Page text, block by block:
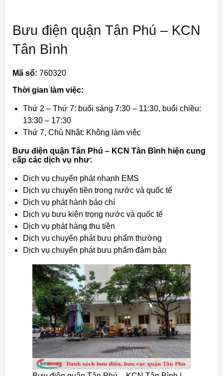
Bưu điện quận Tân Phú – KCN
Tân Bình
Mã số: 760320
Thời gian làm việc:
Thứ 2 – Thứ 7: buổi sáng 7:30 – 11:30, buổi chiều:
13:30 – 17:30
Thứ 7, Chủ Nhật: Không làm việc
Bưu điện quận Tân Phú – KCN Tân Bình hiện cung
cấp các dịch vụ như:
Dịch vụ chuyển phát nhanh EMS
Dịch vụ chuyển tiền trong nước và quốc tế
Dịch vụ phát hành báo chí
Dịch vụ bưu kiện trọng nước và quốc tế
Dịch vụ phát hàng thu tiền
Dịch vụ chuyển phát bưu phẩm thường
Dịch vụ chuyển phát bưu phẩm đảm bảo